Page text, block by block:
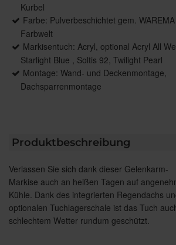
Kurbel
Farbe: Pulverbeschichtet gem. WAREMA
Farbwelt
Markisentuch: Acryl, optional Acryl All
Starlight Blue , Soltis 92, Twilight Pearl
Montage: Wand- und Deckenmontage,
Dachsparrenmontage
Produktbeschreibung
Verlassen Sie sich dank dieser Gelenkarm-
Markise auch an heißen Tagen auf
Kühle. Dank des integrierten Regendachs
optionalen Tuchlagerschale ist das Tuch
schlechtem Wetter rundum geschützt.